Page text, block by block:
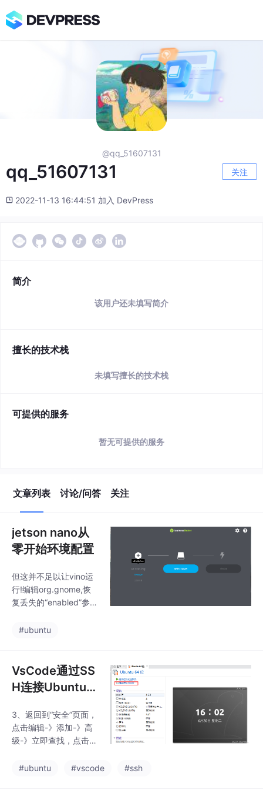
@qq_51607131
qq_51607131 关注
2022-11-13 16:44:51 加入 DevPress
简介
该用户还未填写简介
擅长的技术栈
未填写擅长的技术栈
可提供的服务
暂无可提供的服务
文章列表 讨论/问答 关注
jetson nano从
零开始环境配置
但这并不足以让vino运
行!编辑org.gnome,恢
复丢失的“enabled”参
件，将下方key内容添
择镜像，选择jetson-na
no-2gb-sd-card-imag
e.zip。使用vnc viewer
先需要查询ip地址，我
这里查到的是192.168.
2.106，输入IP地址后点
#ubuntu
VsCode通过SS
H连接Ubuntu虚
3、返回到“安全”页面，
点击编辑-》添加-》高
级-》立即查找，点击A
定-》确定。这里会出现
#ubuntu #vscode #ssh